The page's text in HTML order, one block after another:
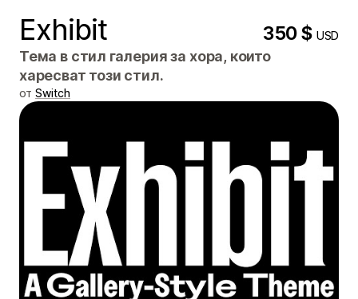
Exhibit 350 $USD
Тема в стил галерия за хора, които
харесват този стил.
от Switch